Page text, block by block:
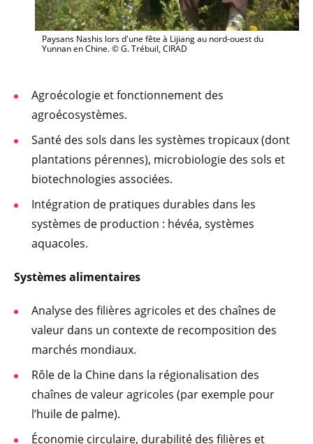
Paysans Nashis lors d'une fête à Lijiang au nord-ouest du
Yunnan en Chine. © G. Trébuil, CIRAD
Agroécologie et fonctionnement des
agroécosystèmes.
Santé des sols dans les systèmes tropicaux (dont
plantations pérennes), microbiologie des sols et
biotechnologies associées.
Intégration de pratiques durables dans les
systèmes de production : hévéa, systèmes
aquacoles.
Systèmes alimentaires
Analyse des filières agricoles et des chaînes de
valeur dans un contexte de recomposition des
marchés mondiaux.
Rôle de la Chine dans la régionalisation des
chaînes de valeur agricoles (par exemple pour
l’huile de palme).
Économie circulaire, durabilité des filières et